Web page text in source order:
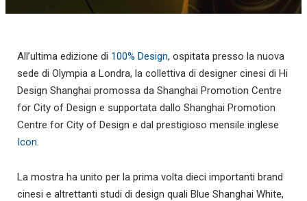
All’ultima edizione di 100% Design, ospitata presso la nuova
sede di Olympia a Londra, la collettiva di designer cinesi di Hi
Design Shanghai promossa da Shanghai Promotion Centre
for City of Design e supportata dallo Shanghai Promotion
Centre for City of Design e dal prestigioso mensile inglese
Icon.
La mostra ha unito per la prima volta dieci importanti brand
cinesi e altrettanti studi di design quali Blue Shanghai White,